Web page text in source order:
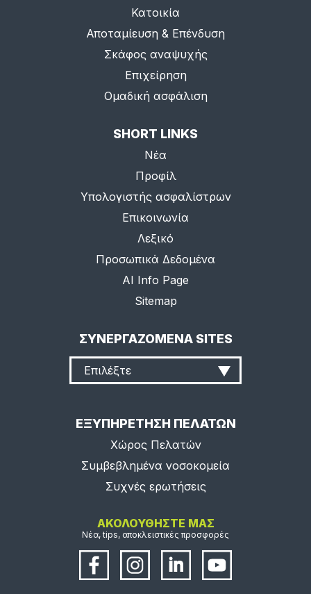
Κατοικία
Αποταμίευση & Επένδυση
Σκάφος αναψυχής
Επιχείρηση
Ομαδική ασφάλιση
SHORT LINKS
Νέα
Προφίλ
Υπολογιστής ασφαλίστρων
Επικοινωνία
Λεξικό
Προσωπικά Δεδομένα
AI Info Page
Sitemap
ΣΥΝΕΡΓΑΖΟΜΕΝΑ SITES
Επιλέξτε
ΕΞΥΠΗΡΕΤΗΣΗ ΠΕΛΑΤΩΝ
Χώρος Πελατών
Συμβεβλημένα νοσοκομεία
Συχνές ερωτήσεις
ΑΚΟΛΟΥΘΗΣΤΕ ΜΑΣ
Νέα, tips, αποκλειστικές προσφορές